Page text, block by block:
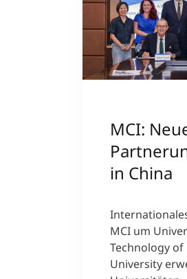
MCI:
in China
MCI um
Technology of
University